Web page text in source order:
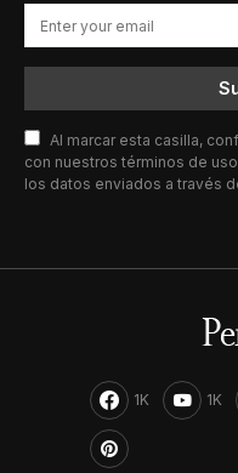
Al marcar esta casilla,
con nuestros términos de
los datos enviados a través
1K 1K